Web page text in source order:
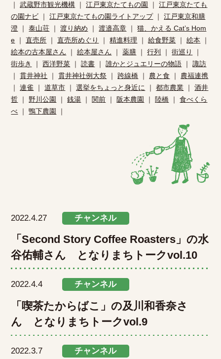
｜武蔵野市観光機構 ｜江戸東京たてもの園 ｜江戸東京たても
の園ナビ ｜江戸東京たてもの園ライトアップ｜江戸東京和膳
澄 ｜泰山荘 ｜渡り納め ｜渡邉高章 ｜猫、かえる Cat’s Hom
e ｜直売所 ｜直売所めぐり ｜精進料理 ｜給食野菜 ｜絵本 ｜
絵本の古本屋さん ｜絵本屋さん ｜薬膳 ｜行列 ｜街巡り
｜
街歩き
｜西洋野菜 ｜読書 ｜誰かとジュエリーの物語 ｜諏訪
｜貫井神社 ｜貫井神社例大祭 ｜跨線橋 ｜ 農と食 ｜ 農福連携
｜連雀 ｜道草市 ｜選挙をちょっと身近に ｜都市農業 ｜酒井
哲 ｜ 野川公園 ｜銭湯 ｜ 関前 ｜ 阪本農園 ｜ 陸橋 ｜食べくら
べ ｜鴨下農園 ｜
2022.4.27 チャンネル
「Second Story Coffee Roasters」の水
谷佑輔さん となりまちトークvol.10
2022.4.4 チャンネル
「喫茶たからばこ」の及川和香奈さ
ん となりまちトークvol.9
2022.3.7 チャンネル